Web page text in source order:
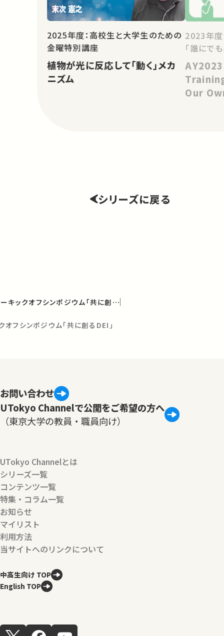
2025年度：高校生と大学生のための
金曜特別講座
植物が光に反応して「動く」メカ
ニズム
2023年度
「誰にで
Our
シリーズに戻る
多様性包摂共創センターキックオフシンポジウム「共に創るDEI」
フシンポジウム「共に創るDEI」
お問い合わせ
UTokyo Channelで公開をご希望の方へ
（東京大学の教員・職員向け）
UTokyo Channelとは
シリーズ一覧
コンテンツ一覧
特集・コラム一覧
お知らせ
マイリスト
利用方法
当サイトへのリンクについて
中高生向け TOP
English TOP